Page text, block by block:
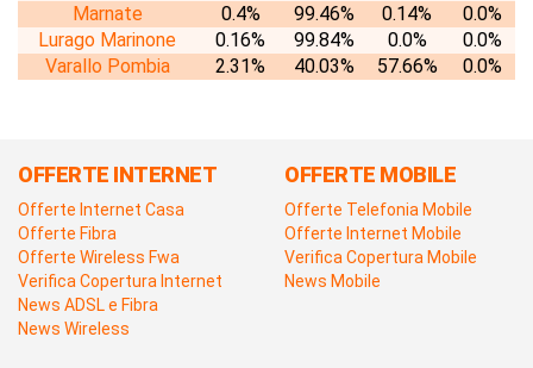
Marnate
0.4% 99.46% 0.14%
0.0%
Lurago Marinone
0.16% 99.84% 0.0%
0.0%
Varallo Pombia
2.31% 40.03% 57.66% 0.0%
OFFERTE INTERNET
Offerte Internet Casa
Offerte Fibra
Offerte Wireless Fwa
Verifica Copertura Internet
News ADSL e Fibra
News Wireless
OFFERTE MOBILE
Offerte Telefonia Mobile
Offerte Internet Mobile
Verifica Copertura Mobile
News Mobile